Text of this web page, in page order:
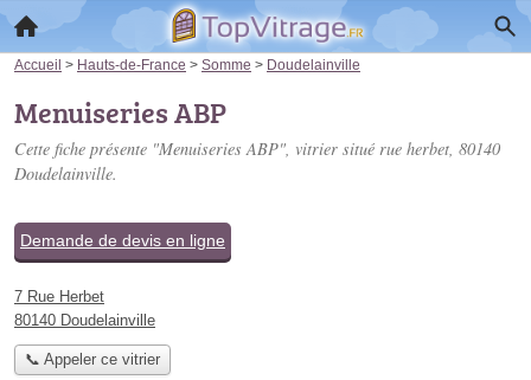
Accueil > Hauts-de-France > Somme > Doudelainville
Menuiseries ABP
Cette fiche présente "Menuiseries ABP", vitrier situé rue herbet, 80140
Doudelainville.
Demande de devis en ligne
7 Rue Herbet
80140 Doudelainville
📞 Appeler ce vitrier